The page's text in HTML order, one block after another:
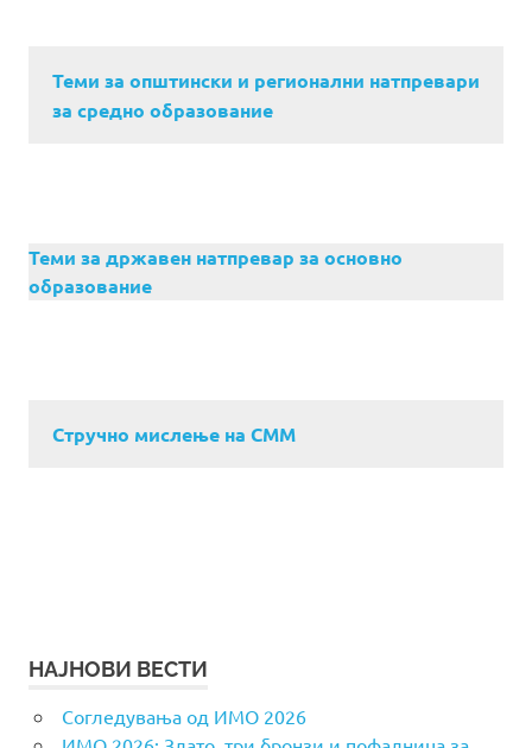
Теми за општински и регионални натпревари
за средно образование
Теми за државен натпревар за основно
образование
Стручно мислење на СММ
НАЈНОВИ ВЕСТИ
Согледувања од ИМО 2026